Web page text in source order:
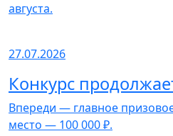
августа.
27.07.2026
Конкурс
Впереди — главное
место — 100 000 ₽.